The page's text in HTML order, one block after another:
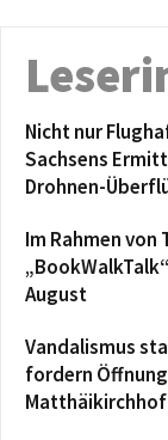
Nicht nur
Sachsens
Drohnen-
Im Rahmen von
August
Vandalismus
fordern
Matthäikirchhof